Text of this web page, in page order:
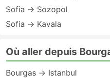
Sofia → Sozopol
Sofia → Kavala
Où aller depuis
Bourgas → Istanbul